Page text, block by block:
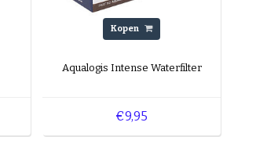
Kopen
Aqualogis Intense Waterfilter
€9,95